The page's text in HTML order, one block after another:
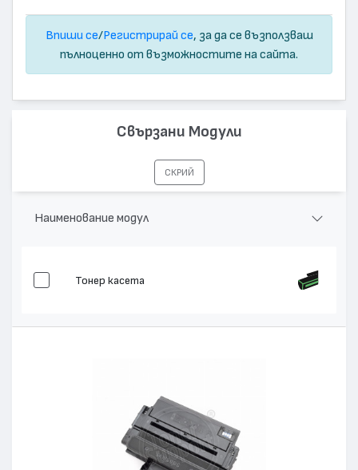
Впиши се/Регистрирай се, за да се възползваш
пълноценно от възможностите на сайта.
Свързани Модули
СКРИЙ
Наименование модул
Тонер касета